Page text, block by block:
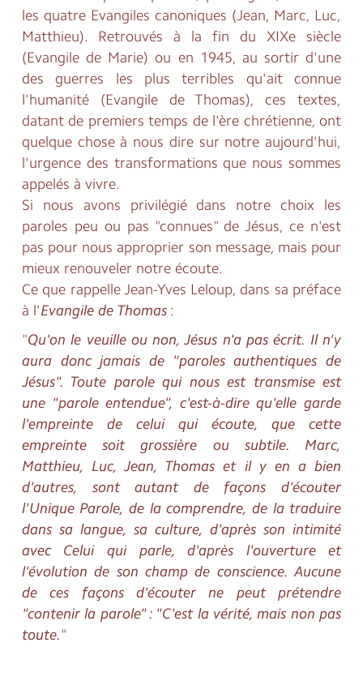
les quatre Evangiles canoniques (Jean, Marc, Luc,
Matthieu). Retrouvés à la fin du XIXe siècle
(Evangile de Marie) ou en 1945, au sortir d'une
des guerres les plus terribles qu'ait connue
l'humanité (Evangile de Thomas), ces textes,
datant de premiers temps de l'ère chrétienne, ont
quelque chose à nous dire sur notre aujourd'hui,
l'urgence des transformations que nous sommes
appelés à vivre.
Si nous avons privilégié dans notre choix les
paroles peu ou pas "connues" de Jésus, ce n'est
pas pour nous approprier son message, mais pour
mieux renouveler notre écoute.
Ce que rappelle Jean-Yves Leloup, dans sa préface
à l'Evangile de Thomas:
"Qu'on le veuille ou non, Jésus n'a pas écrit. Il n'y
aura donc jamais de "paroles authentiques de
Jésus". Toute parole qui nous est transmise est
une "parole entendue", c'est-à-dire qu'elle garde
l'empreinte de celui qui écoute, que cette
empreinte soit grossière ou subtile. Marc,
Matthieu, Luc, Jean, Thomas et il y en a bien
d'autres, sont autant de façons d'écouter
l'Unique Parole, de la comprendre, de la traduire
dans sa langue, sa culture, d'après son intimité
avec Celui qui parle, d'après l'ouverture et
l'évolution de son champ de conscience. Aucune
de ces façons d'écouter ne peut prétendre
"contenir la parole" : "C'est la vérité, mais non pas
toute."